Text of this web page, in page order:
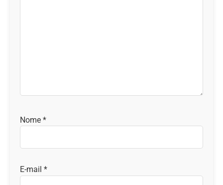
Nome *
E-mail *